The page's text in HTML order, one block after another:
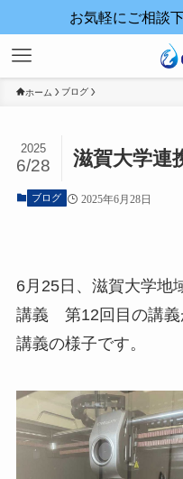
お気軽にご相談
ホーム ブログ
滋賀大学連
2025
6/28
ブログ 2025年6月28日
6月25日、滋賀大学地
講義 第12回目の講義
講義の様子です。